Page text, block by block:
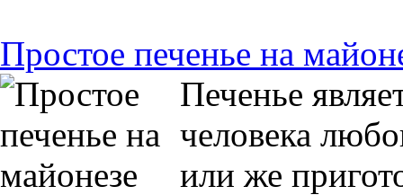
Простое печенье на
Печенье
человека
или же